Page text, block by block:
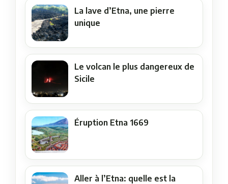
La lave d’Etna, une pierre
unique
Le volcan le plus dangereux de
Sicile
Éruption Etna 1669
Aller à l’Etna: quelle est la